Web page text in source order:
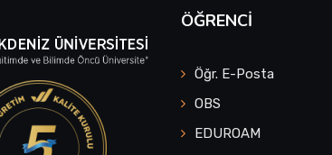
ÖĞRENCI
Öğr. E-Posta
OBS
EDUROAM